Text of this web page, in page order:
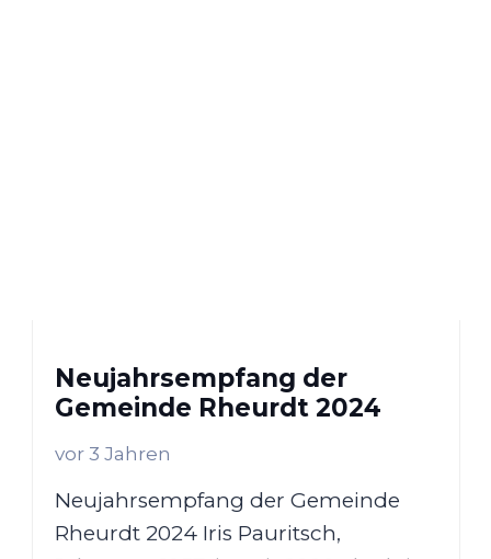
Neujahrsempfang der
Gemeinde Rheurdt 2024
vor 3 Jahren
Neujahrsempfang der Gemeinde
Rheurdt 2024 Iris Pauritsch,